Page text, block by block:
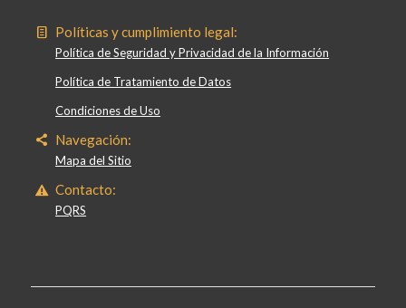
Políticas y cumplimiento legal:
Política de Seguridad y Privacidad de la Información
Política de Tratamiento de Datos
Condiciones de Uso
Navegación:
Mapa del Sitio
Contacto:
PQRS